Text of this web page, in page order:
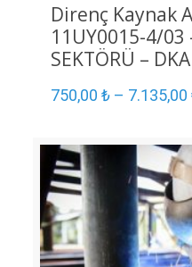
Direnç Kaynak
11UY0015-4/03
SEKTÖRÜ – DKA
750,00 ₺– 7.135,00